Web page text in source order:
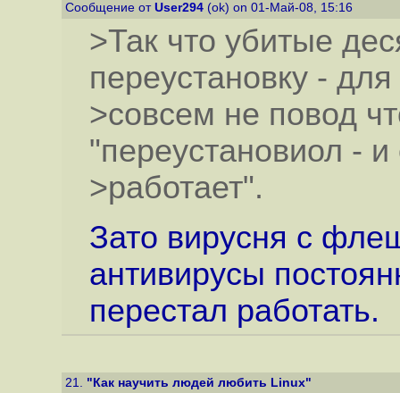
Сообщение от User294 (ok) on 01-Май-08, 15:16
>Так что убитые
переустановку -
>совсем не повод
"переустановиол - и
>работает".
Зато вирусня с
антивирусы
перестал работать.
21. "Как научить людей любить Linux"